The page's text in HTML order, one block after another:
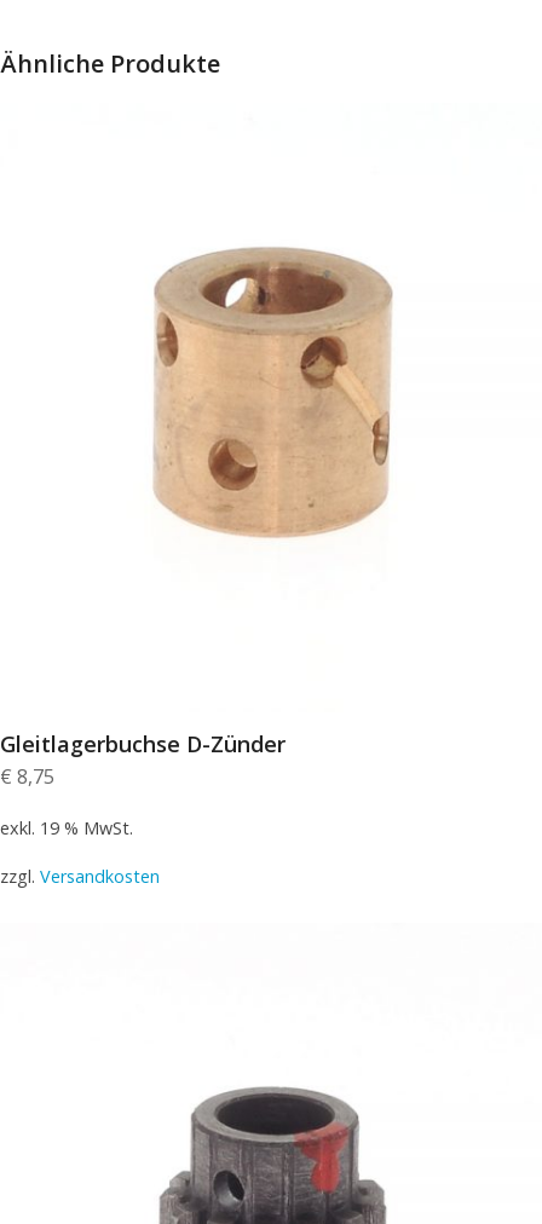
Ähnliche Produkte
Gleitlagerbuchse D-Zünder
€ 8,75
exkl. 19 % MwSt.
zzgl. Versandkosten